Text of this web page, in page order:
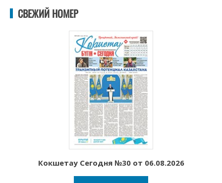
СВЕЖИЙ НОМЕР
Кокшетау Сегодня №30 от 06.08.2026